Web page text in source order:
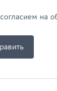
согласием на